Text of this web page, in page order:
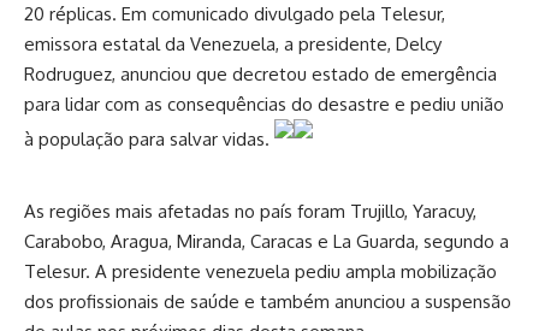
20 réplicas. Em comunicado divulgado pela Telesur,
emissora estatal da Venezuela, a presidente, Delcy
Rodruguez, anunciou que decretou estado de emergência
para lidar com as consequências do desastre e pediu união
à população para salvar vidas.
As regiões mais afetadas no país foram Trujillo, Yaracuy,
Carabobo, Aragua, Miranda, Caracas e La Guarda, segundo a
Telesur. A presidente venezuela pediu ampla mobilização
dos profissionais de saúde e também anunciou a suspensão